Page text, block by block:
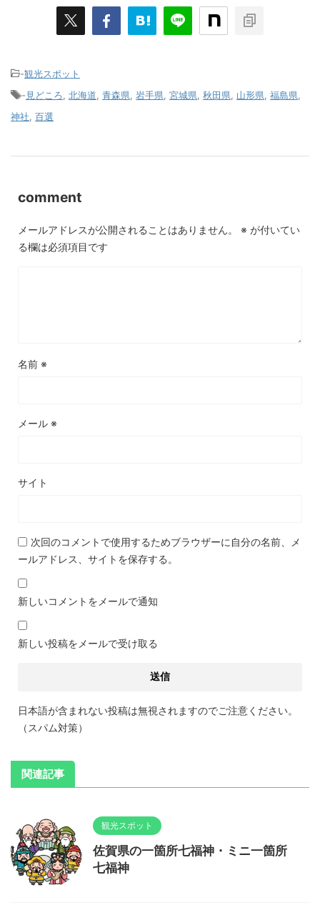
-観光スポット
-見どころ 北海道 青森県 岩手県 宮城県 秋田県 山形県 福島県
神社 百選
comment
メールアドレスが公開されることはありません。 ※ が付いてい
る欄は必須項目です
名前 ※
メール ※
サイト
次回のコメントで使用するためブラウザーに自分の名前、メ
ールアドレス、サイトを保存する。
新しいコメントをメールで通知
新しい投稿をメールで受け取る
日本語が含まれない投稿は無視されますのでご注意ください。
（スパム対策）
関連記事
観光スポット
佐賀県の一箇所七福神・ミニ一箇所
七福神